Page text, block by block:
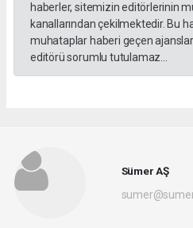
haberler, sitemizin editörlerinin
kanallarından çekilmektedir. Bu
muhataplar haberi geçen
editörü sorumlu tutulamaz...
Sümer AŞ